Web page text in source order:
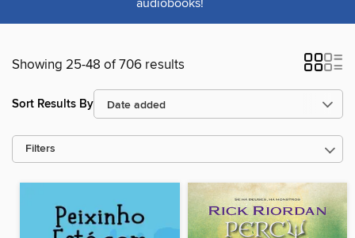
audiobooks!
Showing 25-48 of 706 results
Sort Results By
Filters